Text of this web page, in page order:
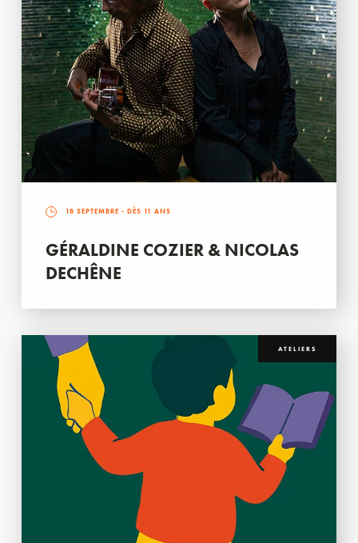
18 SEPTEMBRE - DÈS 11 ANS
GÉRALDINE COZIER & NICOLAS
DECHÊNE
ATELIERS